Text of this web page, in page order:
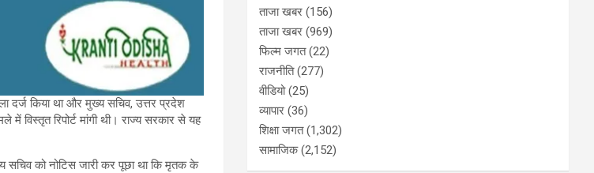
दर्ज किया था और मुख्य सचिव, उत्तर प्रदेश
विस्तृत रिपोर्ट मांगी थी। राज्य सरकार से यह
सचिव को नोटिस जारी कर पूछा था कि मृतक के
ताजा खबर (156)
ताजा खबर (969)
फिल्म जगत(22)
राजनीति(277)
वीडियो(25)
व्यापार (36)
शिक्षा जगत(1,302)
सामाजिक(2,152)